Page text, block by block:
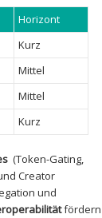
Horizont
Kurz
Mittel
Mittel
Kurz
‍ (Token-Gating,
⁢Creator
und
fördern